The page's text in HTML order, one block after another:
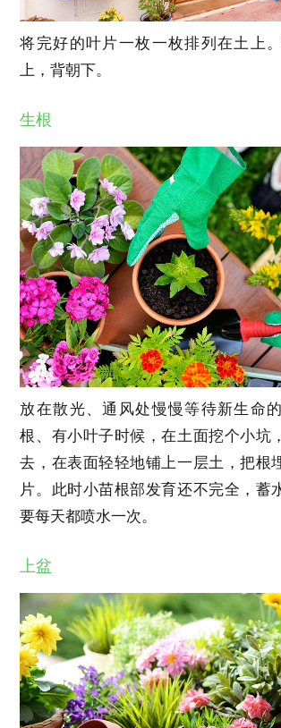
将完好的叶片一枚一枚排列在土上
上，背朝下。
生根
放在散光、通风处慢慢等待新生命
根、有小叶子时候，在土面挖个小坑
去，在表面轻轻地铺上一层土，把根
片。此时小苗根部发育还不完全，蓄
要每天都喷水一次。
上盆